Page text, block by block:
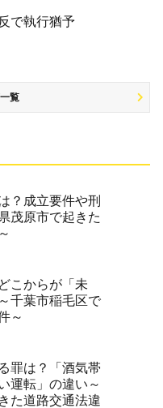
で執行猶予
覧
？成立要件や刑
茂原市で起きた
こからが「未
千葉市稲毛区で
～
罪は？「酒気帯
運転」の違い～
た道路交通法違